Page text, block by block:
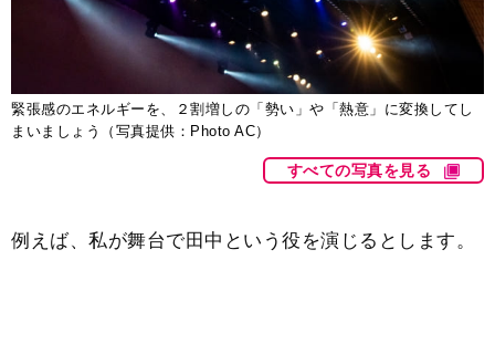
緊張感のエネルギーを、２割増しの「勢い」や「熱意」に変換してし
まいましょう（写真提供：Photo AC）
すべての写真を見る
例えば、私が舞台で田中という役を演じるとします。